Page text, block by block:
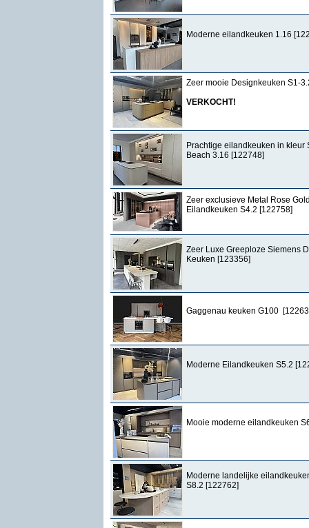
Moderne eilandkeuken 1.16
Zeer mooie Designkeuken S1-
VERKOCHT!
Prachtige eilandkeuken in kleur
Beach 3.16 [122748]
Zeer exclusieve Metal Rose
Eilandkeuken S4.2 [122758]
Zeer Luxe Greeploze Siemens
Keuken [123356]
Gaggenau keuken G100
Moderne Eilandkeuken S5.2
Mooie moderne eilandkeuken
Moderne landelijke
S8.2 [122762]